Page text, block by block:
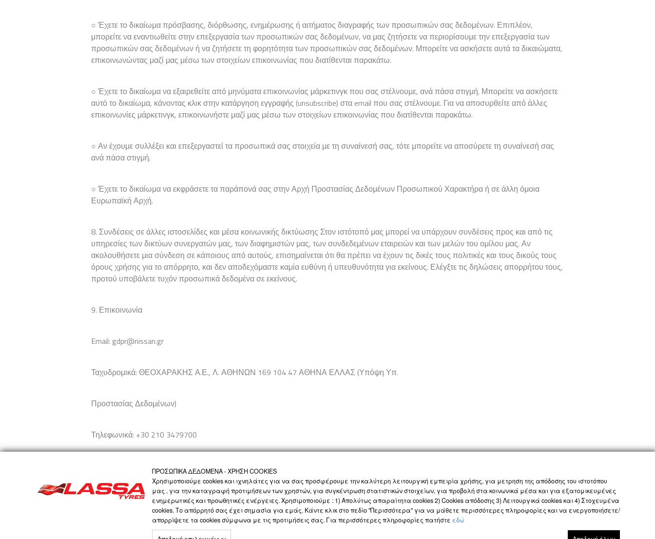
○ Έχετε το δικαίωμα πρόσβασης, διόρθωσης, ενημέρωσης ή αιτήματος διαγραφής των προσωπικών σας δεδομένων. Επιπλέον,
μπορείτε να εναντιωθείτε στην επεξεργασία των προσωπικών σας δεδομένων, να μας ζητήσετε να περιορίσουμε την επεξεργασία των
προσωπικών σας δεδομένων ή να ζητήσετε τη φορητότητα των προσωπικών σας δεδομένων. Μπορείτε να ασκήσετε αυτά τα δικαιώματα,
επικοινωνώντας μαζί μας μέσω των στοιχείων επικοινωνίας που διατίθενται παρακάτω.
○ Έχετε το δικαίωμα να εξαιρεθείτε από μηνύματα επικοινωνίας μάρκετινγκ που σας στέλνουμε, ανά πάσα στιγμή. Μπορείτε να ασκήσετε
αυτό το δικαίωμα, κάνοντας κλικ στην κατάργηση εγγραφής (unsubscribe) στα email που σας στέλνουμε. Για να αποσυρθείτε από άλλες
επικοινωνίες μάρκετινγκ, επικοινωνήστε μαζί μας μέσω των στοιχείων επικοινωνίας που διατίθενται παρακάτω.
○ Αν έχουμε συλλέξει και επεξεργαστεί τα προσωπικά σας στοιχεία με τη συναίνεσή σας, τότε μπορείτε να αποσύρετε τη συναίνεσή σας
ανά πάσα στιγμή.
○ Έχετε το δικαίωμα να εκφράσετε τα παράπονά σας στην Αρχή Προστασίας Δεδομένων Προσωπικού Χαρακτήρα ή σε άλλη όμοια
Ευρωπαϊκή Αρχή.
8. Συνδέσεις σε άλλες ιστοσελίδες και μέσα κοινωνικής δικτύωσης Στον ιστότοπό μας μπορεί να υπάρχουν συνδέσεις προς και από τις
υπηρεσίες των δικτύων συνεργατών μας, των διαφημιστών μας, των συνδεδεμένων εταιρειών και των μελών του ομίλου μας. Αν
ακολουθήσετε μια σύνδεση σε κάποιους από αυτούς, επισημαίνεται ότι θα πρέπει να έχουν τις δικές τους πολιτικές και τους δικούς τους
όρους χρήσης για το απόρρητο, και δεν αποδεχόμαστε καμία ευθύνη ή υπευθυνότητα για εκείνους. Ελέγξτε τις δηλώσεις απορρήτου τους,
προτού υποβάλετε τυχόν προσωπικά δεδομένα σε εκείνους.
9. Επικοινωνία
Email: gdpr@nissan.gr
Ταχυδρομικά: ΘΕΟΧΑΡΑΚΗΣ Α.Ε., Λ. ΑΘΗΝΩΝ 169 104 47 ΑΘΗΝΑ ΕΛΛΑΣ (Υπόψη Υπ.
Προστασίας Δεδομένων)
Τηλεφωνικά: +30 210 3479700
Η ΕΤΑΙΡΙΑ ΠΡΟΪΟΝΤΑ ΤΕΧΝΟΛΟΓΙΑ ΠΡΟΣΩΠΙΚΑ ΔΕΔΟΜΕΝΑ SOCIAL MEDIA ΕΠΙΚΟΙΝΩΝΙΑ ΟΡΟΙ ΚΑΙ ΠΡΟΫΠΟΘΕΣΕΙΣ GLOBAL SITE
ΠΡΟΣΩΠΙΚΑ ΔΕΔΟΜΕΝΑ - ΧΡΗΣΗ COOKIES
Χρησιμοποιούμε cookies και ιχνηλάτες για να σας προσφέρουμε την καλύτερη λειτουργική εμπειρία χρήσης, για μετρηση της απόδοσης του ιστοτόπου
μας , για την καταγραφή προτιμήσεων των χρηστών, για συγκέντρωση στατιστικών στοιχείων, για προβολή στα κοινωνικά μέσα και για εξατομικευμένες
ενημερωτικές και προωθητικές ενέργειες. Χρησιμοποιούμε : 1) Απολύτως απαραίτητα cookies 2) Cookies απόδοσης 3) Λειτουργικά cookies και 4) Στοχευμένα
cookies. Το απόρρητό σας έχει σημασία για εμάς. Κάντε κλικ στο πεδίο "Περισσότερα" για να μάθετε περισσότερες πληροφορίες και να ενεργοποιήσετε/
απορρίψετε τα cookies σύμφωνα με τις προτιμήσεις σας. Για περισσότερες πληροφορίες πατήστε εδώ